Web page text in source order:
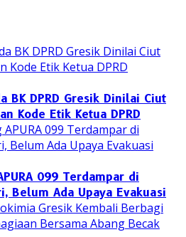
BK DPRD Gresik Dinilai Ciut
Kode Etik Ketua DPRD
099 Terdampar di
Belum Ada Upaya Evakuasi